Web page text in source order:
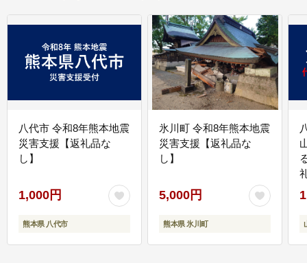
八代市 令和8年熊本地震
災害支援【返礼品な
し】
1,000円
熊本県 八代市
氷川町 令和8年熊本地震
災害支援【返礼品な
し】
5,000円
熊本県 氷川町